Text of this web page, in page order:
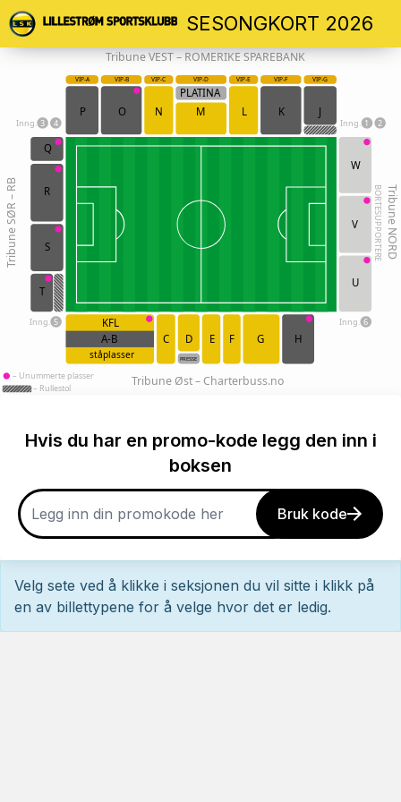
SESONGKORT 2026
PLATINA
J
K
L
M
N
O
P
U
V
W
T
S
R
H
G
F
E
D
C
A-B
PRESSE
VIP-A VIP-B VIP-C VIP-D VIP-E VIP-F VIP-G
Q
Tribune VEST – ROMERIKE SPAREBANK
Tribune Øst – Charterbuss.no
Tribune SØR – RB Tribune NORD
BORTESUPPORTERE
Inng. 1 2
Inng. 3 4
Inng. 5 Inng. 6
KFL
ståplasser
– Unummerte plasser
– Rullestol
Hvis du har en promo-kode legg den inn i
boksen
Bruk kode
Velg sete ved å klikke i seksjonen du vil sitte i klikk på
en av billettypene for å velge hvor det er ledig.